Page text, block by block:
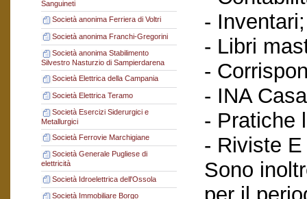
Sanguineti
Società anonima Ferriera di Voltri
Società anonima Franchi-Gregorini
Società anonima Stabilimento
Silvestro Nasturzio di Sampierdarena
Società Elettrica della Campania
Società Elettrica Teramo
Società Esercizi Siderurgici e
Metallurgici
Società Ferrovie Marchigiane
Società Generale Pugliese di
elettricità
Società Idroelettrica dell'Ossola
Società Immobiliare Borgo
- Inventari;
- Libri
-
- INA
- Pratiche
- Riviste
Sono